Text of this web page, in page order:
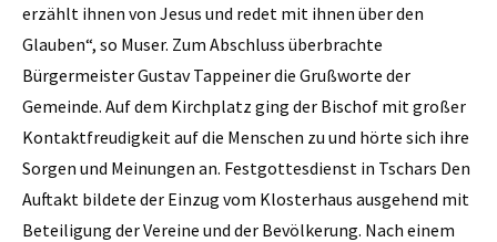
erzählt ihnen von Jesus und redet mit ihnen über den
Glauben“, so Muser. Zum Abschluss überbrachte
Bürgermeister Gustav Tappeiner die Grußworte der
Gemeinde. Auf dem Kirchplatz ging der Bischof mit großer
Kontaktfreudigkeit auf die Menschen zu und hörte sich ihre
Sorgen und Meinungen an. Festgottesdienst in Tschars Den
Auftakt bildete der Einzug vom Klosterhaus ausgehend mit
Beteiligung der Vereine und der Bevölkerung. Nach einem